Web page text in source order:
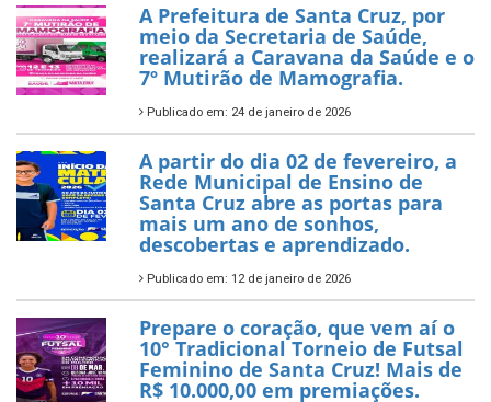
A Prefeitura de Santa Cruz, por
meio da Secretaria de Saúde,
realizará a Caravana da Saúde e o
7º Mutirão de Mamografia.
Publicado em: 24 de janeiro de 2026
A partir do dia 02 de fevereiro, a
Rede Municipal de Ensino de
Santa Cruz abre as portas para
mais um ano de sonhos,
descobertas e aprendizado.
Publicado em: 12 de janeiro de 2026
Prepare o coração, que vem aí o
10° Tradicional Torneio de Futsal
Feminino de Santa Cruz! Mais de
R$ 10.000,00 em premiações.